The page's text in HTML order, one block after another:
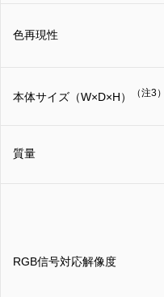
色再現性
本体サイズ（W×D×H） （注3）
質量
RGB信号対応解像度